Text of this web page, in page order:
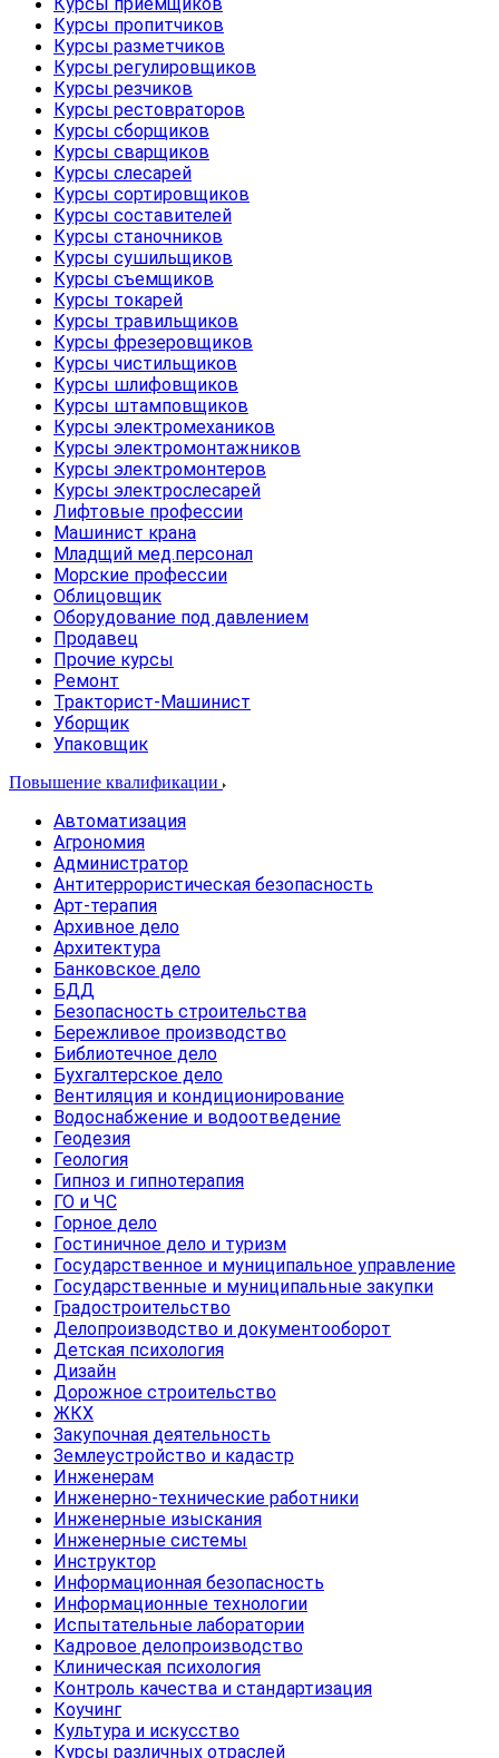
Курсы пропитчиков
Курсы разметчиков
Курсы регулировщиков
Курсы резчиков
Курсы рестовраторов
Курсы сборщиков
Курсы сварщиков
Курсы слесарей
Курсы сортировщиков
Курсы составителей
Курсы станочников
Курсы сушильщиков
Курсы съемщиков
Курсы токарей
Курсы травильщиков
Курсы фрезеровщиков
Курсы чистильщиков
Курсы шлифовщиков
Курсы штамповщиков
Курсы электромехаников
Курсы электромонтажников
Курсы электромонтеров
Курсы электрослесарей
Лифтовые профессии
Машинист крана
Младщий мед.персонал
Морские профессии
Облицовщик
Оборудование под давлением
Продавец
Прочие курсы
Ремонт
Тракторист-Машинист
Уборщик
Упаковщик
Повышение квалификации
Автоматизация
Агрономия
Администратор
Антитеррористическая безопасность
Арт-терапия
Архивное дело
Архитектура
Банковское дело
БДД
Безопасность строительства
Бережливое производство
Библиотечное дело
Бухгалтерское дело
Вентиляция и кондиционирование
Водоснабжение и водоотведение
Геодезия
Геология
Гипноз и гипнотерапия
ГО и ЧС
Горное дело
Гостиничное дело и туризм
Государственное и муниципальное управление
Государственные и муниципальные закупки
Градостроительство
Делопроизводство и документооборот
Детская психология
Дизайн
Дорожное строительство
ЖКХ
Закупочная деятельность
Землеустройство и кадастр
Инженерам
Инженерно-технические работники
Инженерные изыскания
Инженерные системы
Инструктор
Информационная безопасность
Информационные технологии
Испытательные лаборатории
Кадровое делопроизводство
Клиническая психология
Контроль качества и стандартизация
Коучинг
Культура и искусство
Курсы различных отраслей